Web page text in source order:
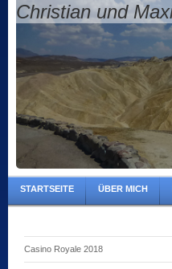
Christian und
STARTSEITE ÜBER MICH
Casino Royale 2018